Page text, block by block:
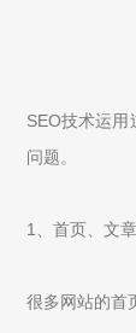
SEO技术运
问题。
1、首页、文
很多网站的首